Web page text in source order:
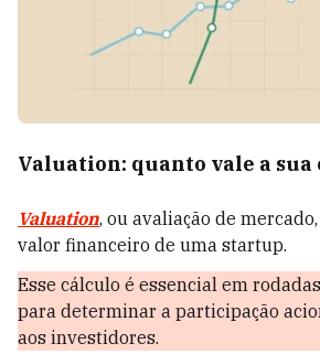
Valuation: quanto vale a sua
Valuation, ou avaliação de
valor financeiro de uma startup.
Esse cálculo é essencial em
para determinar a participação
aos investidores.